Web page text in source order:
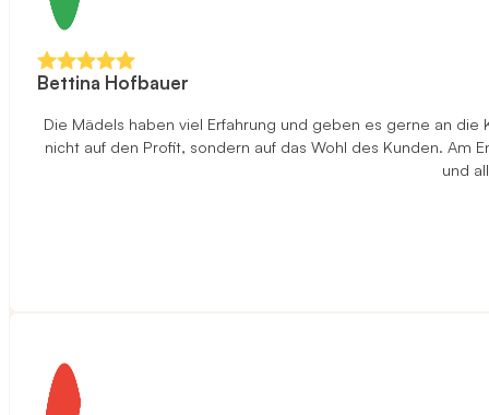
Bettina Hofbauer
Die Mädels haben viel Erfahrung und geben es gerne an
nicht auf den Profit, sondern auf das Wohl des Kunden. Am
und